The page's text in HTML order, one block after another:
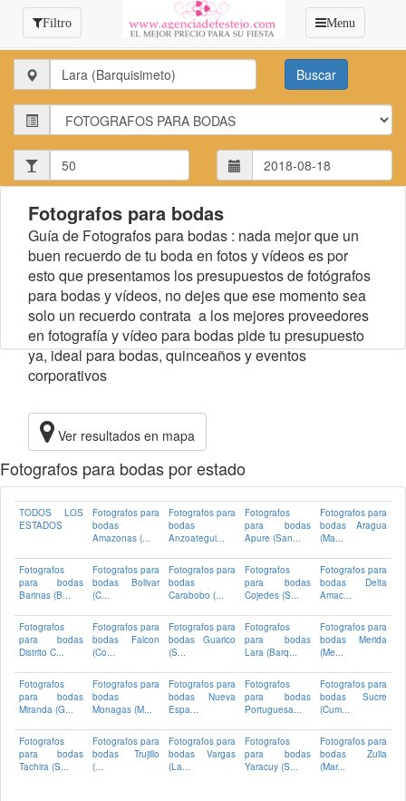
Filtro Menu
Estado:
Estado:
Invitados:
Fotografos para bodas
Guía de Fotografos para bodas : nada mejor que un
buen recuerdo de tu boda en fotos y vídeos es por
esto que presentamos los presupuestos de fotógrafos
para bodas y vídeos, no dejes que ese momento sea
solo un recuerdo contrata a los mejores proveedores
en fotografía y vídeo para bodas pide tu presupuesto
ya, ideal para bodas, quinceaños y eventos
corporativos
Ver resultados en mapa
Fotografos para bodas por estado
TODOS LOS
ESTADOS
Fotografos para
bodas
Amazonas (...
Fotografos para
bodas
Anzoategui...
Fotografos
para bodas
Apure (San...
Fotografos para
bodas Aragua
(Ma...
Fotografos
para bodas
Barinas (B...
Fotografos para
bodas Bolivar
(C...
Fotografos para
bodas
Carabobo (...
Fotografos
para bodas
Cojedes (S...
Fotografos para
bodas Delta
Amac...
Fotografos
para bodas
Distrito C...
Fotografos para
bodas Falcon
(Co...
Fotografos para
bodas Guarico
(S...
Fotografos
para bodas
Lara (Barq...
Fotografos para
bodas Merida
(Me...
Fotografos
para bodas
Miranda (G...
Fotografos para
bodas
Monagas (M...
Fotografos para
bodas Nueva
Espa...
Fotografos
para bodas
Portuguesa...
Fotografos para
bodas Sucre
(Cum...
Fotografos
para bodas
Tachira (S...
Fotografos para
bodas Trujillo
(...
Fotografos para
bodas Vargas
(La...
Fotografos
para bodas
Yaracuy (S...
Fotografos para
bodas Zulia
(Mar...